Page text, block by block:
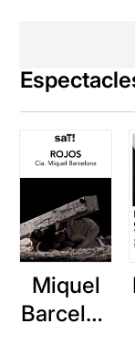
Miquel
Barcelon